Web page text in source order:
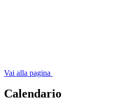
Vai alla pagina
Calendario